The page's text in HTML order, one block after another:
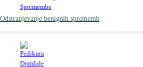
Odstranjevanje benignih sprememb